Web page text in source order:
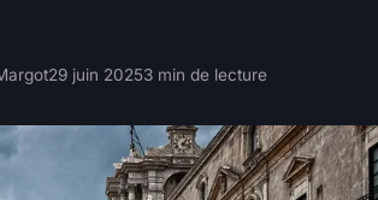
29 juin 20253 min de lecture